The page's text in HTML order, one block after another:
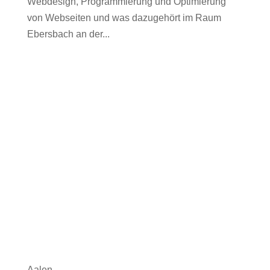
von Webseiten und was dazugehört im Raum
Ebersbach an der...